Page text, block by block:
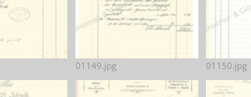
Totenzettel Bürger
Gefallenen und Vermißte 2. Weltkrieg
Filmarchiv
01149.jpg 01150.jpg